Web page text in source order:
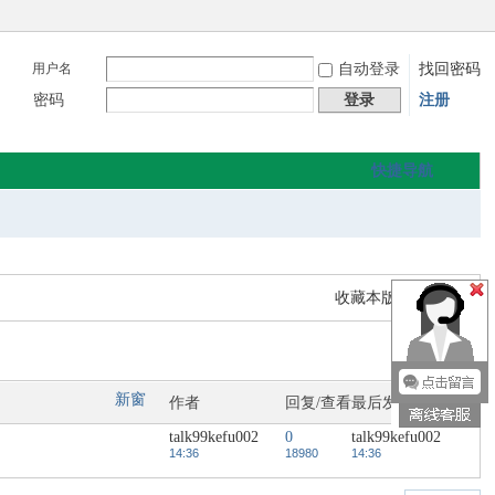
用户名 自动登录
找回密码
密码
登录 注册
快捷导航
收藏本版 订阅
返 回
新窗 作者 回复/查看最后发表
talk99kefu002
14:36
0
18980
talk99kefu002
14:36